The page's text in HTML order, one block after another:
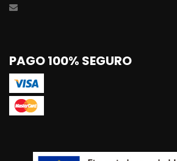
PAGO 100% SEGURO